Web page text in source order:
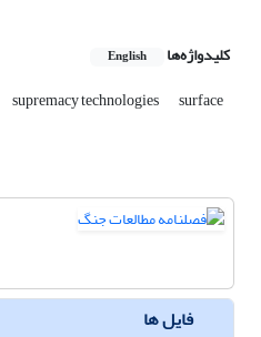
کلیدواژه‌ها English
supremacy technologies surface
فایل ها